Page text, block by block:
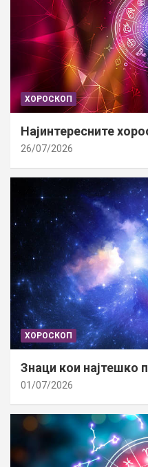
ХОРОСКОП
Најинтересните
26/07/2026
ХОРОСКОП
Знаци кои најтешко
01/07/2026